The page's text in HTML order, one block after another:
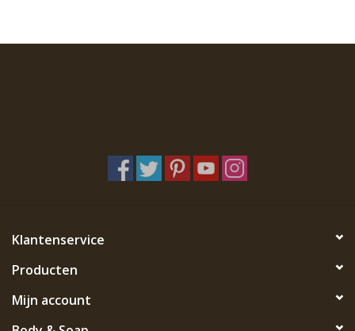
Klantenservice
Producten
Mijn account